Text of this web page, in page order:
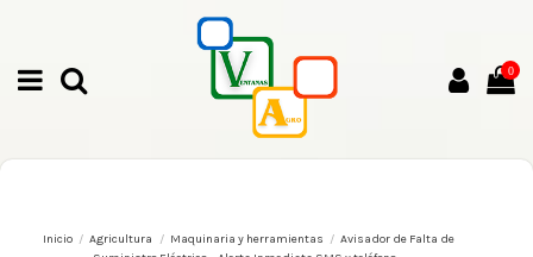
0
Inicio Agricultura Maquinaria y herramientas
Avisador de Falta de